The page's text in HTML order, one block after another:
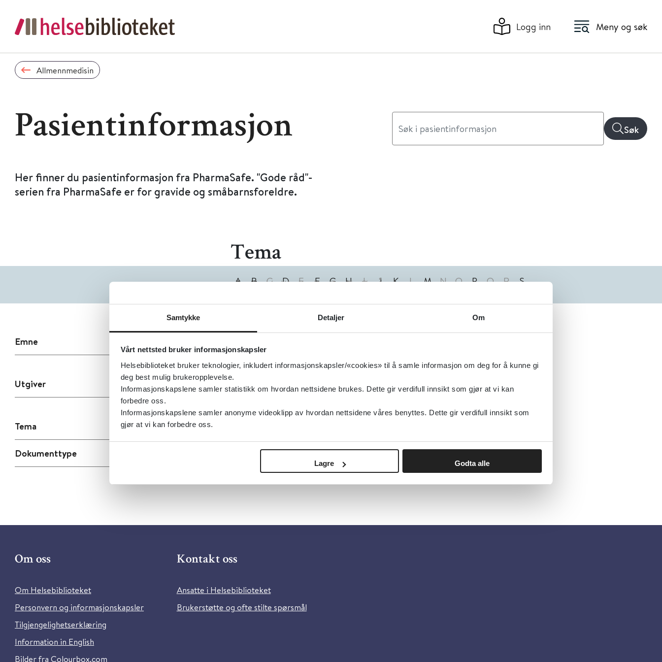
Samtykke Detaljer Om
Vårt nettsted bruker informasjonskapsler
Helsebiblioteket bruker teknologier, inkludert informasjonskapsler/«cookies» til å samle informasjon om deg for å kunne gi
deg best mulig brukeropplevelse.
Informasjonskapslene samler statistikk om hvordan nettsidene brukes. Dette gir verdifull innsikt som gjør at vi kan
forbedre oss.
Informasjonskapslene samler anonyme videoklipp av hvordan nettsidene våres benyttes. Dette gir verdifull innsikt som
gjør at vi kan forbedre oss.
Lagre Godta alle
Logg inn Meny og søk
Allmennmedisin
Pasientinformasjon Søk
Her finner du pasientinformasjon fra PharmaSafe. "Gode råd"-
serien fra PharmaSafe er for gravide og småbarnsforeldre.
Tema
A B C D E F G H I J K L M N O P Q R S
T U V W X Y Z Æ Ø Å
Emne
Utgiver
Tema
Dokumenttype
Om oss
Om Helsebiblioteket
Personvern og informasjonskapsler
Tilgjengelighetserklæring
Information in English
Bilder fra Colourbox.com
Kontakt oss
Ansatte i Helsebiblioteket
Brukerstøtte og ofte stilte spørsmål